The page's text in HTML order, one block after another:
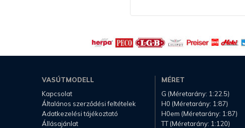
VASÚTMODELL
Kapcsolat
Általános szerződési feltételek
Adatkezelési tájékoztató
Állásajánlat
MÉRET
G (Méretarány: 1:22.5)
H0 (Méretarány: 1:87)
H0em (Méretarány: 1:87)
TT (Méretarány: 1:120)